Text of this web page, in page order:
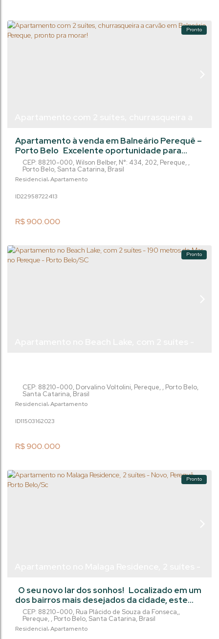
Pronto
morar!
Residencial Apartamento
R$900.000
2413
2295872
CEP: 88210-000,Wilson Belber, N°: 434, 202, Pereque ,
Porto Belo, Santa Catarina, Brasil
Apartamento à venda em Balneário Perequê –
Porto Belo Excelente oportunidade para
morar ou investir em uma das regiões que
mais se valorizam no litoral catarinense! ✨ 2
suítes + lavabo ✨ 73 m² de área privativa ✨
garagem ✨ Apenas 600 metros da praia O
equipado, com churrasqueira e ar...
Pronto
Residencial Apartamento
R$900.000
2023
1150316
CEP: 88210-000, Dorvalino Voltolini, Pereque , Porto Belo,
Santa Catarina, Brasil
Pronto
Residencial Apartamento
CEP: 88210-000, Rua Plácido de Souza da Fonseca,,
Pereque , Porto Belo, Santa Catarina, Brasil
O seu novo lar dos sonhos! Localizado em um
dos bairros mais desejados da cidade, este
belíssimo apartamento conta com 2 suítes,
sacada com churrasqueira e uma vista
deslumbrante. Com uma localização